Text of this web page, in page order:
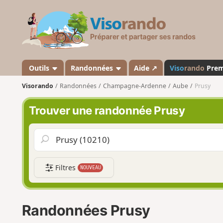
s
a
n
d
o
Outils Randonnées Aide ↗ Visorando
Visorando Randonnées Champagne-Ardenne Aube Prusy
Trouver une randonnée Prusy
Filtres NOUVEAU
Randonnées Prusy